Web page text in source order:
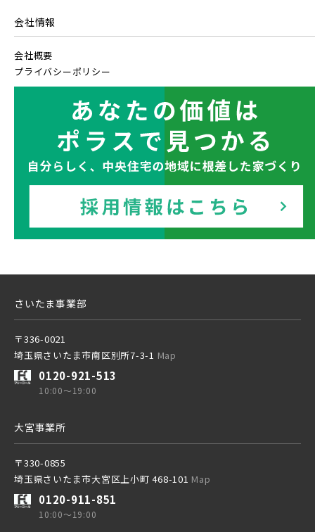
東葉高速鉄道
東京メトロ副都心線
京王井の頭線
千葉都市モノレール
JR中央・総武線 [各駅停車]
JR総武線 [快速]
JR京葉線
JR成田線 [我孫子～成田]
JR中央線
東武日光線
17:00(事前予約制)・8月 8日(土) ～ 8月11日(火)・8月15日
地図内の物件アイコンを
クリックすると
このカコミに
物件概要が表示されます
小学校まで徒歩圏内
千葉県船橋市 千葉県船橋市
会社情報
会社概要
プライバシーポリシー
さいたま事業部
〒336-0021
埼玉県さいたま市南区別所7-3-1 Map
0120-921-513
10:00～19:00
大宮事業所
〒330-0855
埼玉県さいたま市大宮区上小町 468-101 Map
0120-911-851
10:00～19:00